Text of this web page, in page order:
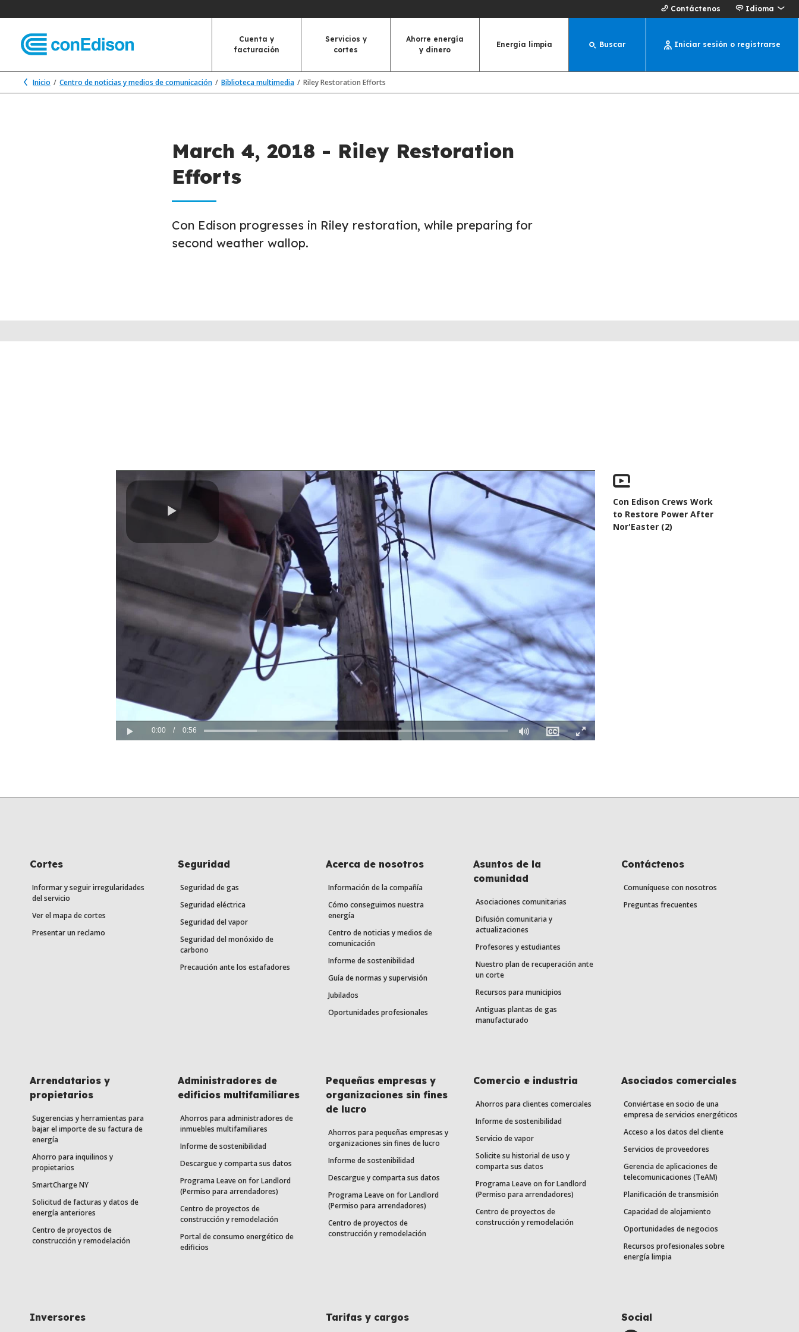
Contáctenos Idioma
Cuenta y
facturación
Servicios y
cortes
Ahorre energía
y dinero
Energía limpia Buscar Iniciar sesión o registrarse
Inicio Centro de noticias y medios de comunicación Biblioteca multimedia Riley Restoration Efforts
March 4, 2018 - Riley Restoration
Efforts
Con Edison progresses in Riley restoration, while preparing for
second weather wallop.
Play
Play
0:00 /
0:56
Fullscreen
Con Edison Crews Work
to Restore Power After
Nor'Easter (2)
Cortes
Informar y seguir irregularidades
del servicio
Ver el mapa de cortes
Presentar un reclamo
Seguridad
Seguridad de gas
Seguridad eléctrica
Seguridad del vapor
Seguridad del monóxido de
carbono
Precaución ante los estafadores
Acerca de nosotros
Información de la compañía
Cómo conseguimos nuestra
energía
Centro de noticias y medios de
comunicación
Informe de sostenibilidad
Guía de normas y supervisión
Jubilados
Oportunidades profesionales
Asuntos de la
comunidad
Asociaciones comunitarias
Difusión comunitaria y
actualizaciones
Profesores y estudiantes
Nuestro plan de recuperación ante
un corte
Recursos para municipios
Antiguas plantas de gas
manufacturado
Contáctenos
Comuníquese con nosotros
Preguntas frecuentes
Arrendatarios y
propietarios
Sugerencias y herramientas para
bajar el importe de su factura de
energía
Ahorro para inquilinos y
propietarios
SmartCharge NY
Solicitud de facturas y datos de
energía anteriores
Centro de proyectos de
construcción y remodelación
Administradores de
edificios multifamiliares
Ahorros para administradores de
inmuebles multifamiliares
Informe de sostenibilidad
Descargue y comparta sus datos
Programa Leave on for Landlord
(Permiso para arrendadores)
Centro de proyectos de
construcción y remodelación
Portal de consumo energético de
edificios
Pequeñas empresas y
organizaciones sin fines
de lucro
Ahorros para pequeñas empresas y
organizaciones sin fines de lucro
Informe de sostenibilidad
Descargue y comparta sus datos
Programa Leave on for Landlord
(Permiso para arrendadores)
Centro de proyectos de
construcción y remodelación
Comercio e industria
Ahorros para clientes comerciales
Informe de sostenibilidad
Servicio de vapor
Solicite su historial de uso y
comparta sus datos
Programa Leave on for Landlord
(Permiso para arrendadores)
Centro de proyectos de
construcción y remodelación
Asociados comerciales
Conviértase en socio de una
empresa de servicios energéticos
Acceso a los datos del cliente
Servicios de proveedores
Gerencia de aplicaciones de
telecomunicaciones (TeAM)
Planificación de transmisión
Capacidad de alojamiento
Oportunidades de negocios
Recursos profesionales sobre
energía limpia
Inversores Tarifas y cargos Social